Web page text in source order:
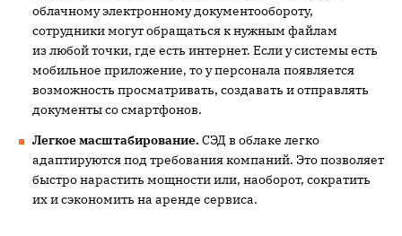
облачному электронному документообороту,
сотрудники могут обращаться к нужным файлам
из любой точки, где есть интернет. Если у системы есть
мобильное приложение, то у персонала появляется
возможность просматривать, создавать и отправлять
документы со смартфонов.
Легкое масштабирование. СЭД в облаке легко
адаптируются под требования компаний. Это позволяет
быстро нарастить мощности или, наоборот, сократить
их и сэкономить на аренде сервиса.